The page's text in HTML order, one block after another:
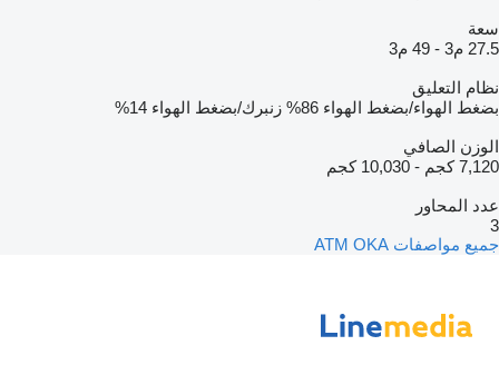
سعة
27.5 م3
- 49 م3
نظام التعليق
بضغط الهواء/بضغط الهواء 86% زنبرك/بضغط الهواء 14%
الوزن الصافي
7,120 كجم
- 10,030 كجم
عدد المحاور
3
جميع مواصفات ATM OKA